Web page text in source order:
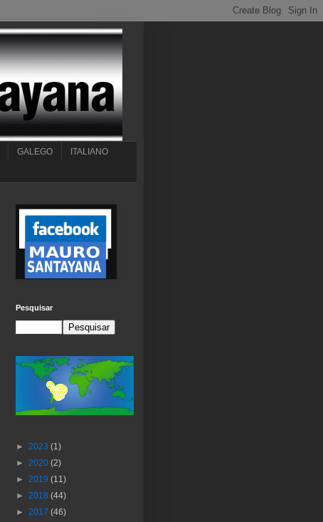
GALEGO ITALIANO
Pesquisar
► 2023 (1)
► 2020 (2)
► 2019 (11)
► 2018 (44)
► 2017 (46)